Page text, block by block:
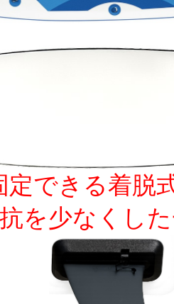
定できる着脱
を少なくし